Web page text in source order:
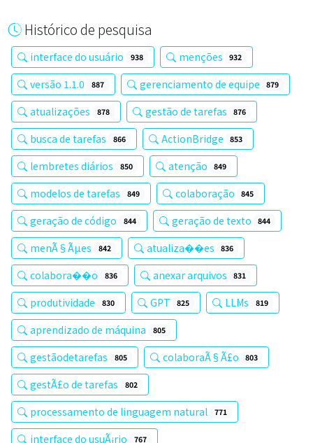
Histórico de pesquisa
interface do usuário 938 menções 932
versão 1.1.0 887 gerenciamento de equipe 879
atualizações 878 gestão de tarefas 876
busca de tarefas 866 ActionBridge 853
lembretes diários 850 atenção 849
modelos de tarefas 849 colaboração 845
geração de código 844 geração de texto 844
menÃ§Ãµes 842 atualiza��es 836
colabora��o 836 anexar arquivos 831
produtividade 830 GPT 825 LLMs 819
aprendizado de máquina 805
gestãodetarefas 805 colaboraÃ§Ã£o 803
gestÃ£o de tarefas 802
processamento de linguagem natural 771
interface do usuÃ¡rio 767